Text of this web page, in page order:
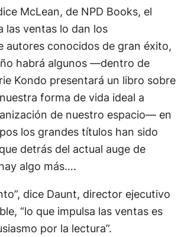
McLean, de NPD Books, el
las ventas lo dan los
autores conocidos de gran éxito,
habrá algunos —dentro de
Kondo presentará un libro sobre
forma de vida ideal a
de nuestro espacio— en
los grandes títulos han sido
detrás del actual auge de
algo más….
dice Daunt, director ejecutivo
“lo que impulsa las ventas es
por la lectura”.